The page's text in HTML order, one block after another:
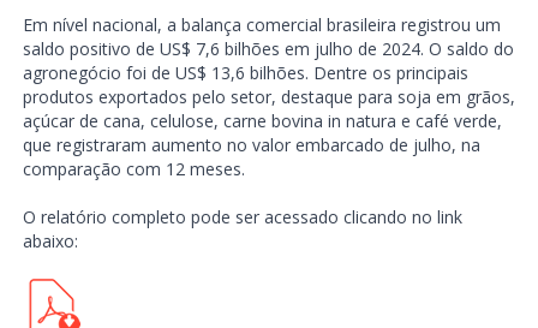
Em nível nacional, a balança comercial brasileira registrou um
saldo positivo de US$ 7,6 bilhões em julho de 2024. O saldo do
agronegócio foi de US$ 13,6 bilhões. Dentre os principais
produtos exportados pelo setor, destaque para soja em grãos,
açúcar de cana, celulose, carne bovina in natura e café verde,
que registraram aumento no valor embarcado de julho, na
comparação com 12 meses.
O relatório completo pode ser acessado clicando no link
abaixo: